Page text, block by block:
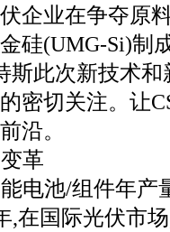
企业在争夺原
硅(UMG-Si)制
斯此次新技术
密切关注。让
沿。
革
电池/组件年产
,在国际光伏市